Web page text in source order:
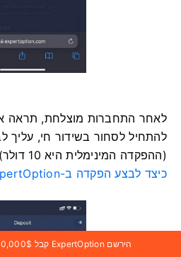
לאחר התחברות מוצלחת, תראה
להתחיל לסחור בשידור חי,
(ההפקדה המינימלית היא 10 דולר).
כיצד לבצע הפקדה ב-ExpertOption
הירשם ExpertOption קבל 10,000$ בחינם לחשבון DEMO